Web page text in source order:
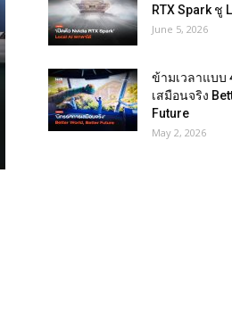
RTX Spark ชู
June 5, 2026
ข้ามเวลาแบบ
เสมือนจริง
Future
May 2, 2026